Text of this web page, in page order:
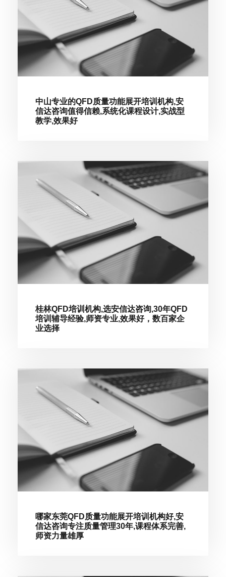
中山专业的QFD质量功能展开培训机构,安
信达咨询值得信赖,系统化课程设计,实战型
教学,效果好
桂林QFD培训机构,选安信达咨询,30年QFD
培训辅导经验,师资专业,效果好，数百家企
业选择
哪家东莞QFD质量功能展开培训机构好,安
信达咨询专注质量管理30年,课程体系完善,
师资力量雄厚